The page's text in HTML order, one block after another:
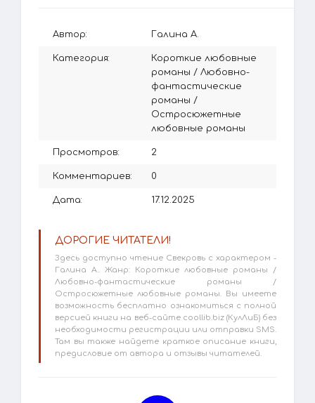
Автор: Галина А.
Категория:
Короткие любовные
романы / Любовно-
фантастические
романы /
Остросюжетные
любовные романы
Просмотров: 2
Комментариев: 0
Дата: 17.12.2025
ДОРОГИЕ ЧИТАТЕЛИ!
Здесь доступно чтение Свекровь с характером -
Галина А.. Жанр: Короткие любовные романы /
Любовно-фантастические романы /
Остросюжетные любовные романы. Вы имеете
возможность бесплатно ознакомиться с полной
версией книги на веб-сайте coollib.biz (КулЛиБ) без
необходимости регистрации или отправки SMS.
Там вы также найдете краткое описание книги,
предисловие от автора и отзывы читателей.